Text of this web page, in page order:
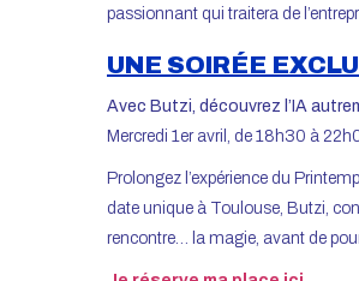
passionnant qui traitera de
UNE SOIRÉE
Avec Butzi, découvrez l’IA
Mercredi 1er avril, de 18h30 à
Prolongez l’expérience du
date unique à Toulouse, Butzi,
rencontre… la magie, avant de